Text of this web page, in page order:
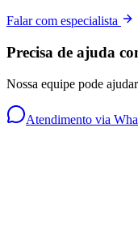
Falar com especialista
Precisa de ajuda
Nossa equipe pode
Atendimento via